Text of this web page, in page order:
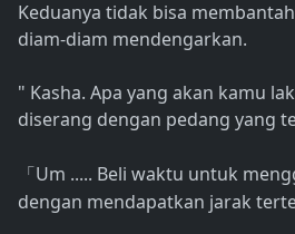
Keduanya tidak bisa
diam-diam mendengarkan.
" Kasha. Apa yang akan kamu
diserang dengan pedang yang
「 Um ..... Beli waktu untuk
dengan mendapatkan jarak